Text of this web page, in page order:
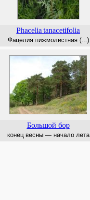
Phacelia tanacetifolia
Фацелия пижмолистная (...)
Большой бор
конец весны — начало лета